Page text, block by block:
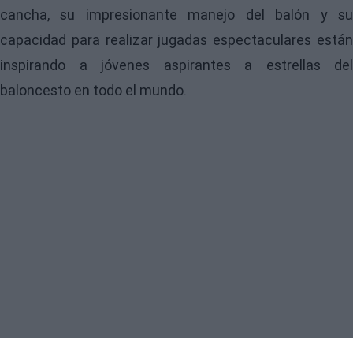
cancha, su impresionante manejo del balón y su
capacidad para realizar jugadas espectaculares están
inspirando a jóvenes aspirantes a estrellas del
baloncesto en todo el mundo.